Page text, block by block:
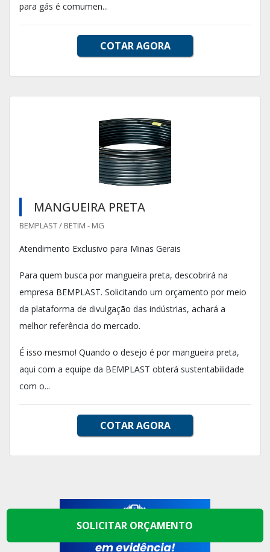
para gás é comumen...
COTAR AGORA
MANGUEIRA PRETA
BEMPLAST / BETIM - MG
Atendimento Exclusivo para Minas Gerais
Para quem busca por mangueira preta, descobrirá na
empresa BEMPLAST. Solicitando um orçamento por meio
da plataforma de divulgação das indústrias, achará a
melhor referência do mercado.
É isso mesmo! Quando o desejo é por mangueira preta,
aqui com a equipe da BEMPLAST obterá sustentabilidade
com o...
COTAR AGORA
SOLICITAR ORÇAMENTO